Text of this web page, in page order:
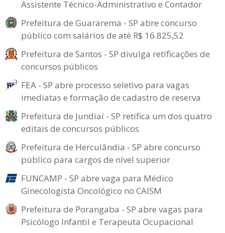
Assistente Técnico-Administrativo e Contador
Prefeitura de Guararema - SP abre concurso
público com salários de até R$ 16.825,52
Prefeitura de Santos - SP divulga retificações de
concursos públicos
FEA - SP abre processo seletivo para vagas
imediatas e formação de cadastro de reserva
Prefeitura de Jundiaí - SP retifica um dos quatro
editais de concursos públicos
Prefeitura de Herculândia - SP abre concurso
público para cargos de nível superior
FUNCAMP - SP abre vaga para Médico
Ginecologista Oncológico no CAISM
Prefeitura de Porangaba - SP abre vagas para
Psicólogo Infantil e Terapeuta Ocupacional